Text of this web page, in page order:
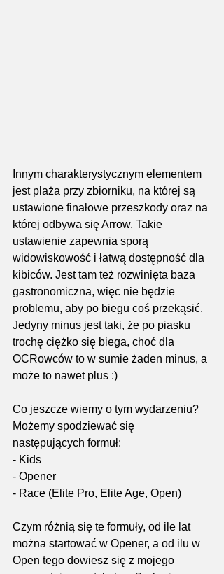
Innym charakterystycznym elementem
jest plaża przy zbiorniku, na której są
ustawione finałowe przeszkody oraz na
której odbywa się Arrow. Takie
ustawienie zapewnia sporą
widowiskowość i łatwą dostępność dla
kibiców. Jest tam też rozwinięta baza
gastronomiczna, więc nie będzie
problemu, aby po biegu coś przekąsić.
Jedyny minus jest taki, że po piasku
trochę ciężko się biega, choć dla
OCRowców to w sumie żaden minus, a
może to nawet plus :)
Co jeszcze wiemy o tym wydarzeniu?
Możemy spodziewać się
następujących formuł:
- Kids
- Opener
- Race (Elite Pro, Elite Age, Open)
Czym różnią się te formuły, od ile lat
można startować w Opener, a od ilu w
Open tego dowiesz się z mojego